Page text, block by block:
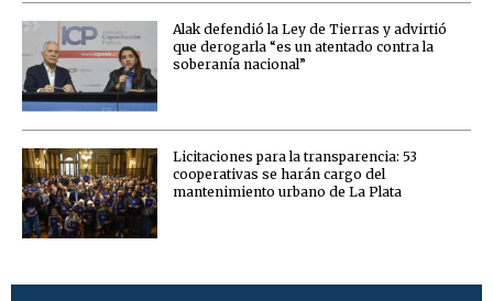
Alak defendió la Ley de Tierras y advirtió
que derogarla “es un atentado contra la
soberanía nacional”
Licitaciones para la transparencia: 53
cooperativas se harán cargo del
mantenimiento urbano de La Plata